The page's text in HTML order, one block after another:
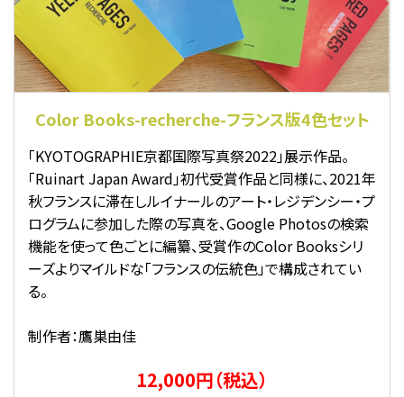
Color Books-recherche-フランス版4色セット
「KYOTOGRAPHIE京都国際写真祭2022」展示作品。
「Ruinart Japan Award」初代受賞作品と同様に、2021年
秋フランスに滞在しルイナールのアート・レジデンシー・プ
ログラムに参加した際の写真を、Google Photosの検索
機能を使って色ごとに編纂、受賞作のColor Booksシリ
ーズよりマイルドな「フランスの伝統色」で構成されてい
る。
制作者：鷹巣由佳
12,000円（税込）